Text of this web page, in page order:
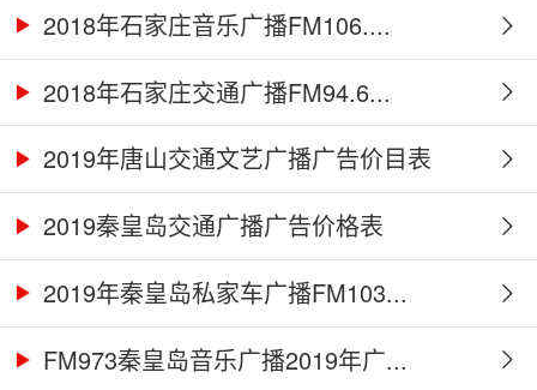
2018年石家庄音乐广播FM106....
2018年石家庄交通广播FM94.6...
2019年唐山交通文艺广播广告价目表
2019秦皇岛交通广播广告价格表
2019年秦皇岛私家车广播FM103...
FM973秦皇岛音乐广播2019年广...